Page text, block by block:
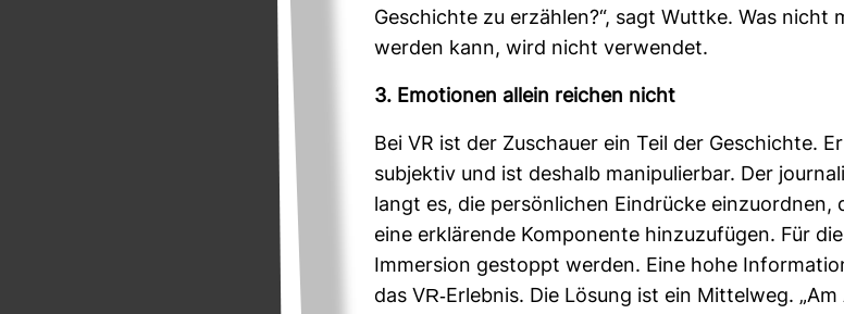
Geschichte zu erzählen?“, sagt Wuttke. Was
werden kann, wird nicht ver­wendet.
3. Emo­tionen allein rei­chen nicht
Bei VR ist der Zuschauer ein Teil der Geschichte.
sub­jektiv und ist des­halb mani­pu­lierbar. Der
langt es, die per­sön­li­chen Ein­drücke ein­zu­ordnen,
eine erklä­rende Kom­po­nente hin­zu­zu­fügen. Für
Immersion gestoppt werden. Eine hohe
das VR-​Erlebnis. Die Lösung ist ein Mit­telweg.